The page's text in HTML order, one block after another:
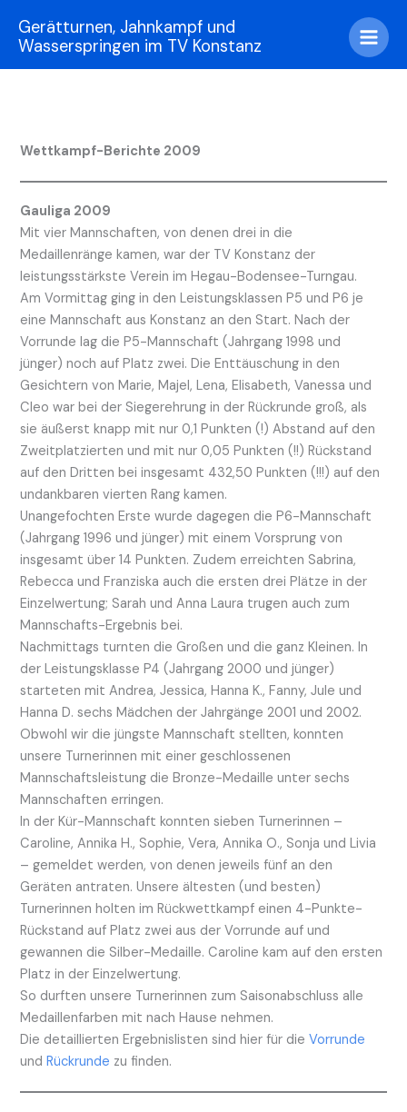
Inhalt
springen
Gerätturnen, Jahnkampf und
Wasserspringen im TV Konstanz
Wettkampf-Berichte 2009
Gauliga 2009
Mit vier Mannschaften, von denen drei in die
Medaillenränge kamen, war der TV Konstanz der
leistungsstärkste Verein im Hegau-Bodensee-Turngau.
Am Vormittag ging in den Leistungsklassen P5 und P6 je
eine Mannschaft aus Konstanz an den Start. Nach der
Vorrunde lag die P5-Mannschaft (Jahrgang 1998 und
jünger) noch auf Platz zwei. Die Enttäuschung in den
Gesichtern von Marie, Majel, Lena, Elisabeth, Vanessa und
Cleo war bei der Siegerehrung in der Rückrunde groß, als
sie äußerst knapp mit nur 0,1 Punkten (!) Abstand auf den
Zweitplatzierten und mit nur 0,05 Punkten (!!) Rückstand
auf den Dritten bei insgesamt 432,50 Punkten (!!!) auf den
undankbaren vierten Rang kamen.
Unangefochten Erste wurde dagegen die P6-Mannschaft
(Jahrgang 1996 und jünger) mit einem Vorsprung von
insgesamt über 14 Punkten. Zudem erreichten Sabrina,
Rebecca und Franziska auch die ersten drei Plätze in der
Einzelwertung; Sarah und Anna Laura trugen auch zum
Mannschafts-Ergebnis bei.
Nachmittags turnten die Großen und die ganz Kleinen. In
der Leistungsklasse P4 (Jahrgang 2000 und jünger)
starteten mit Andrea, Jessica, Hanna K., Fanny, Jule und
Hanna D. sechs Mädchen der Jahrgänge 2001 und 2002.
Obwohl wir die jüngste Mannschaft stellten, konnten
unsere Turnerinnen mit einer geschlossenen
Mannschaftsleistung die Bronze-Medaille unter sechs
Mannschaften erringen.
In der Kür-Mannschaft konnten sieben Turnerinnen –
Caroline, Annika H., Sophie, Vera, Annika O., Sonja und Livia
– gemeldet werden, von denen jeweils fünf an den
Geräten antraten. Unsere ältesten (und besten)
Turnerinnen holten im Rückwettkampf einen 4-Punkte-
Rückstand auf Platz zwei aus der Vorrunde auf und
gewannen die Silber-Medaille. Caroline kam auf den ersten
Platz in der Einzelwertung.
So durften unsere Turnerinnen zum Saisonabschluss alle
Medaillenfarben mit nach Hause nehmen.
Die detaillierten Ergebnislisten sind hier für dieVorrunde
undRückrunde zu finden.